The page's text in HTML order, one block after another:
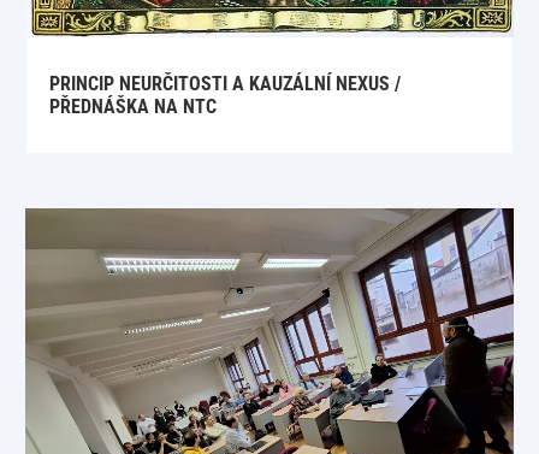
PRINCIP NEURČITOSTI A KAUZÁLNÍ NEXUS /
PŘEDNÁŠKA NA NTC